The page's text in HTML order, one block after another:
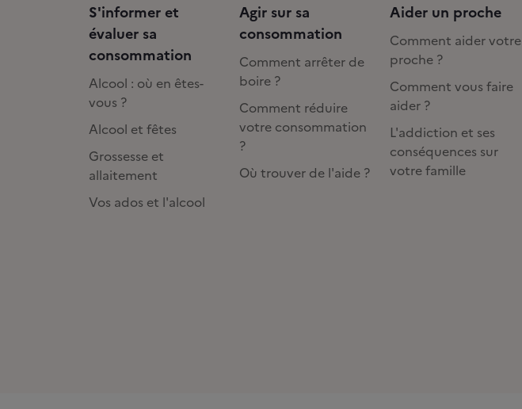
S'informer et
évaluer sa
consommation
Alcool : où en êtes-
vous ?
Alcool et fêtes
Grossesse et
allaitement
Vos ados et l'alcool
Agir sur sa
consommation
Comment arrêter de
boire ?
Comment réduire
votre consommation
?
Où trouver de l'aide ?
Aider un proche
Comment aider votre
proche ?
Comment vous faire
aider ?
L'addiction et ses
conséquences sur
votre famille